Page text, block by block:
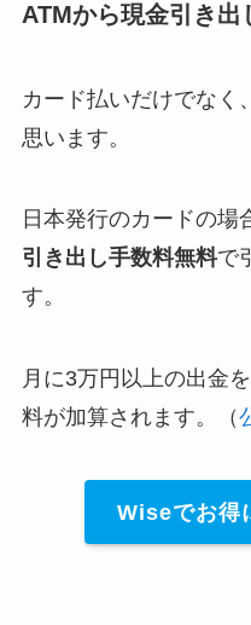
ATMから現金引き出
カード払いだけでなく
思います。
日本発行のカードの場
引き出し手数料無料で
す。
月に3万円以上の出金
料が加算されます。（
Wiseでお得